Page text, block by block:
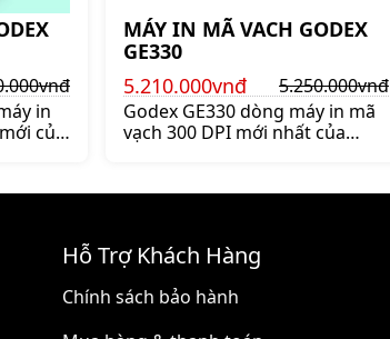
in
của
hãng
MÁY IN MÃ VACH GODEX
GE330
5.210.000vnđ
5.250.000vnđ
Godex GE330 dòng máy in mã
vạch 300 DPI mới nhất của
hãng giá tốt nhất lên ngay
Hỗ Trợ Khách Hàng
Chính sách bảo hành